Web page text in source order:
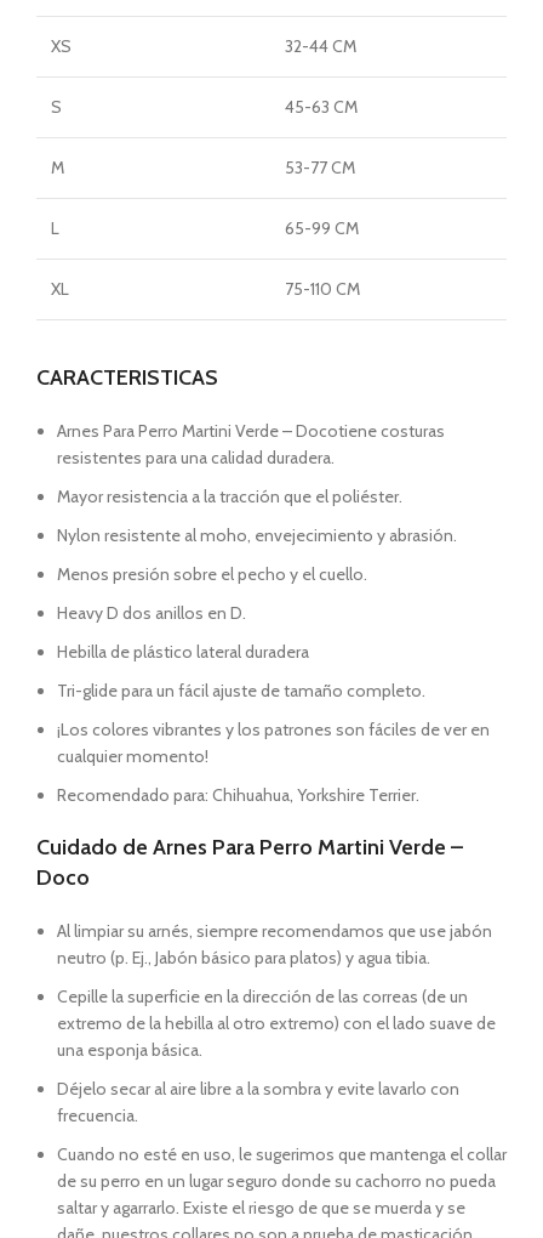
XS 32-44 CM
S 45-63 CM
M 53-77 CM
L 65-99 CM
XL 75-110 CM
CARACTERISTICAS
Arnes Para Perro Martini Verde – Docotiene costuras
resistentes para una calidad duradera.
Mayor resistencia a la tracción que el poliéster.
Nylon resistente al moho, envejecimiento y abrasión.
Menos presión sobre el pecho y el cuello.
Heavy D dos anillos en D.
Hebilla de plástico lateral duradera
Tri-glide para un fácil ajuste de tamaño completo.
¡Los colores vibrantes y los patrones son fáciles de ver en
cualquier momento!
Recomendado para: Chihuahua, Yorkshire Terrier.
Cuidado de Arnes Para Perro Martini Verde –
Doco
Al limpiar su arnés, siempre recomendamos que use jabón
neutro (p. Ej., Jabón básico para platos) y agua tibia.
Cepille la superficie en la dirección de las correas (de un
extremo de la hebilla al otro extremo) con el lado suave de
una esponja básica.
Déjelo secar al aire libre a la sombra y evite lavarlo con
frecuencia.
Cuando no esté en uso, le sugerimos que mantenga el collar
de su perro en un lugar seguro donde su cachorro no pueda
saltar y agarrarlo. Existe el riesgo de que se muerda y se